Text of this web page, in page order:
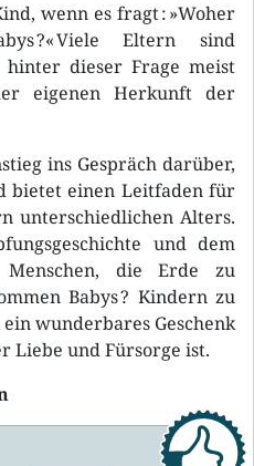
wenn es fragt : »Woher
?« Viele Eltern sind
dieser Frage meist
eigenen Herkunft der
ins Gespräch darüber,
bietet einen Leitfaden für
unterschiedlichen Alters.
und dem
die Erde zu
Babys ? Kindern zu
wunderbares Geschenk
Liebe und Fürsorge ist.